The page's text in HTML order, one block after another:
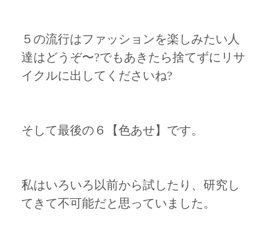
５の流行はファッションを楽しみたい人
達はどうぞ〜?でもあきたら捨てずにリサ
イクルに出してくださいね?
そして最後の６【色あせ】です。
私はいろいろ以前から試したり、研究し
てきて不可能だと思っていました。